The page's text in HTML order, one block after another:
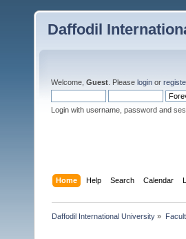
Daffodil
Welcome, Guest . Please login or
Login with username, password and
Home Help Search Calendar
Daffodil International University »